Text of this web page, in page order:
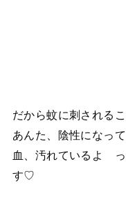
だから蚊に刺されるこ
あんた、陰性になっ
血、汚れているよ
す♡